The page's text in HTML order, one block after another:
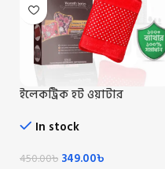
ইলেকট্রিক হট ওয়াটার
In stock
450.00৳ 349.00৳